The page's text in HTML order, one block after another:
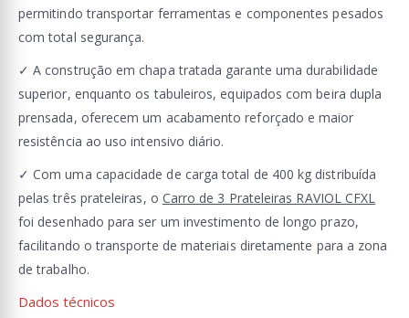
permitindo transportar ferramentas e componentes pesados
com total segurança.
✓ A construção em chapa tratada garante uma durabilidade
superior, enquanto os tabuleiros, equipados com beira dupla
prensada, oferecem um acabamento reforçado e maior
resistência ao uso intensivo diário.
✓ Com uma capacidade de carga total de 400 kg distribuída
pelas três prateleiras, o Carro de 3 Prateleiras RAVIOL CFXL
foi desenhado para ser um investimento de longo prazo,
facilitando o transporte de materiais diretamente para a zona
de trabalho.
Dados técnicos